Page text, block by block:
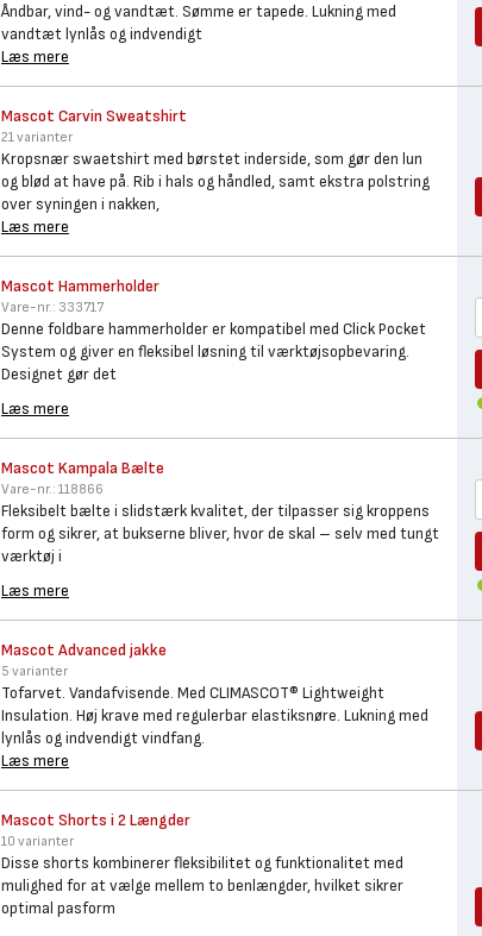
Åndbar, vind- og vandtæt. Sømme er tapede. Lukning med
vandtæt lynlås og indvendigt
Læs mere
Mascot Carvin Sweatshirt
21 varianter
Kropsnær swaetshirt med børstet inderside, som gør den lun
og blød at have på. Rib i hals og håndled, samt ekstra polstring
over syningen i nakken,
Læs mere
Mascot Hammerholder
Vare-nr.: 333717
Denne foldbare hammerholder er kompatibel med Click Pocket
System og giver en fleksibel løsning til værktøjsopbevaring.
Designet gør det
Læs mere
Mascot Kampala Bælte
Vare-nr.: 118866
Fleksibelt bælte i slidstærk kvalitet, der tilpasser sig kroppens
form og sikrer, at bukserne bliver, hvor de skal – selv med tungt
værktøj i
Læs mere
Mascot Advanced jakke
5 varianter
Tofarvet. Vandafvisende. Med CLIMASCOT® Lightweight
Insulation. Høj krave med regulerbar elastiksnøre. Lukning med
lynlås og indvendigt vindfang.
Læs mere
Mascot Shorts i 2 Længder
10 varianter
Disse shorts kombinerer fleksibilitet og funktionalitet med
mulighed for at vælge mellem to benlængder, hvilket sikrer
optimal pasform